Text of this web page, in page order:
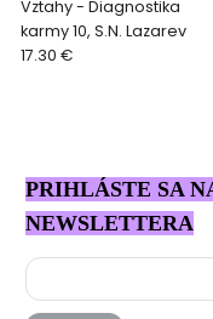
Vztahy - Diagnostika
karmy 10, S.N. Lazarev
17.30 €
PRIHLÁSTE SA
NEWSLETTERA